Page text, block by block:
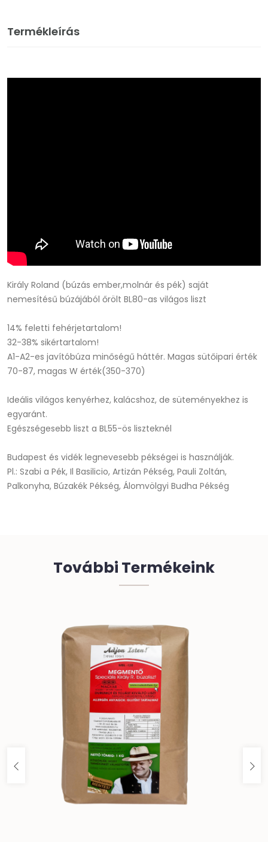
Termékleírás
Király Roland (búzás ember,molnár és pék) saját
nemesítésű búzájából őrölt BL80-as világos liszt
14% feletti fehérjetartalom!
32-38% sikértartalom!
A1-A2-es javítóbúza minőségű háttér. Magas sütőipari érték
70-87, magas W érték(350-370)
Ideális világos kenyérhez, kalácshoz, de süteményekhez is
egyaránt.
Egészségesebb liszt a BL55-ös liszteknél
Budapest és vidék legnevesebb pékségei is használják.
Pl.: Szabi a Pék, Il Basilicio, Artizán Pékség, Pauli Zoltán,
Palkonyha, Búzakék Pékség, Álomvölgyi Budha Pékség
További Termékeink